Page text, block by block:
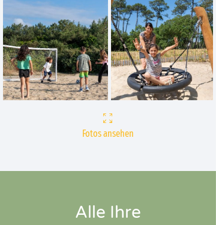
Fotos ansehen
Alle Ihre